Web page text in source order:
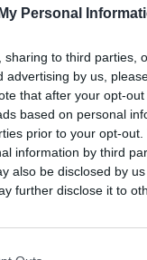
Personal
to third parties,
advertising by us,
that after your opt-
based on personal
prior to your opt-
information by third
also be disclosed by
further disclose it to
dell'Inter
calo? Alcune
a Lecce il
Palermo e
senza
La partita contro
«Dobbiamo
– perché
e Lecce, ndr).
Meloni e la